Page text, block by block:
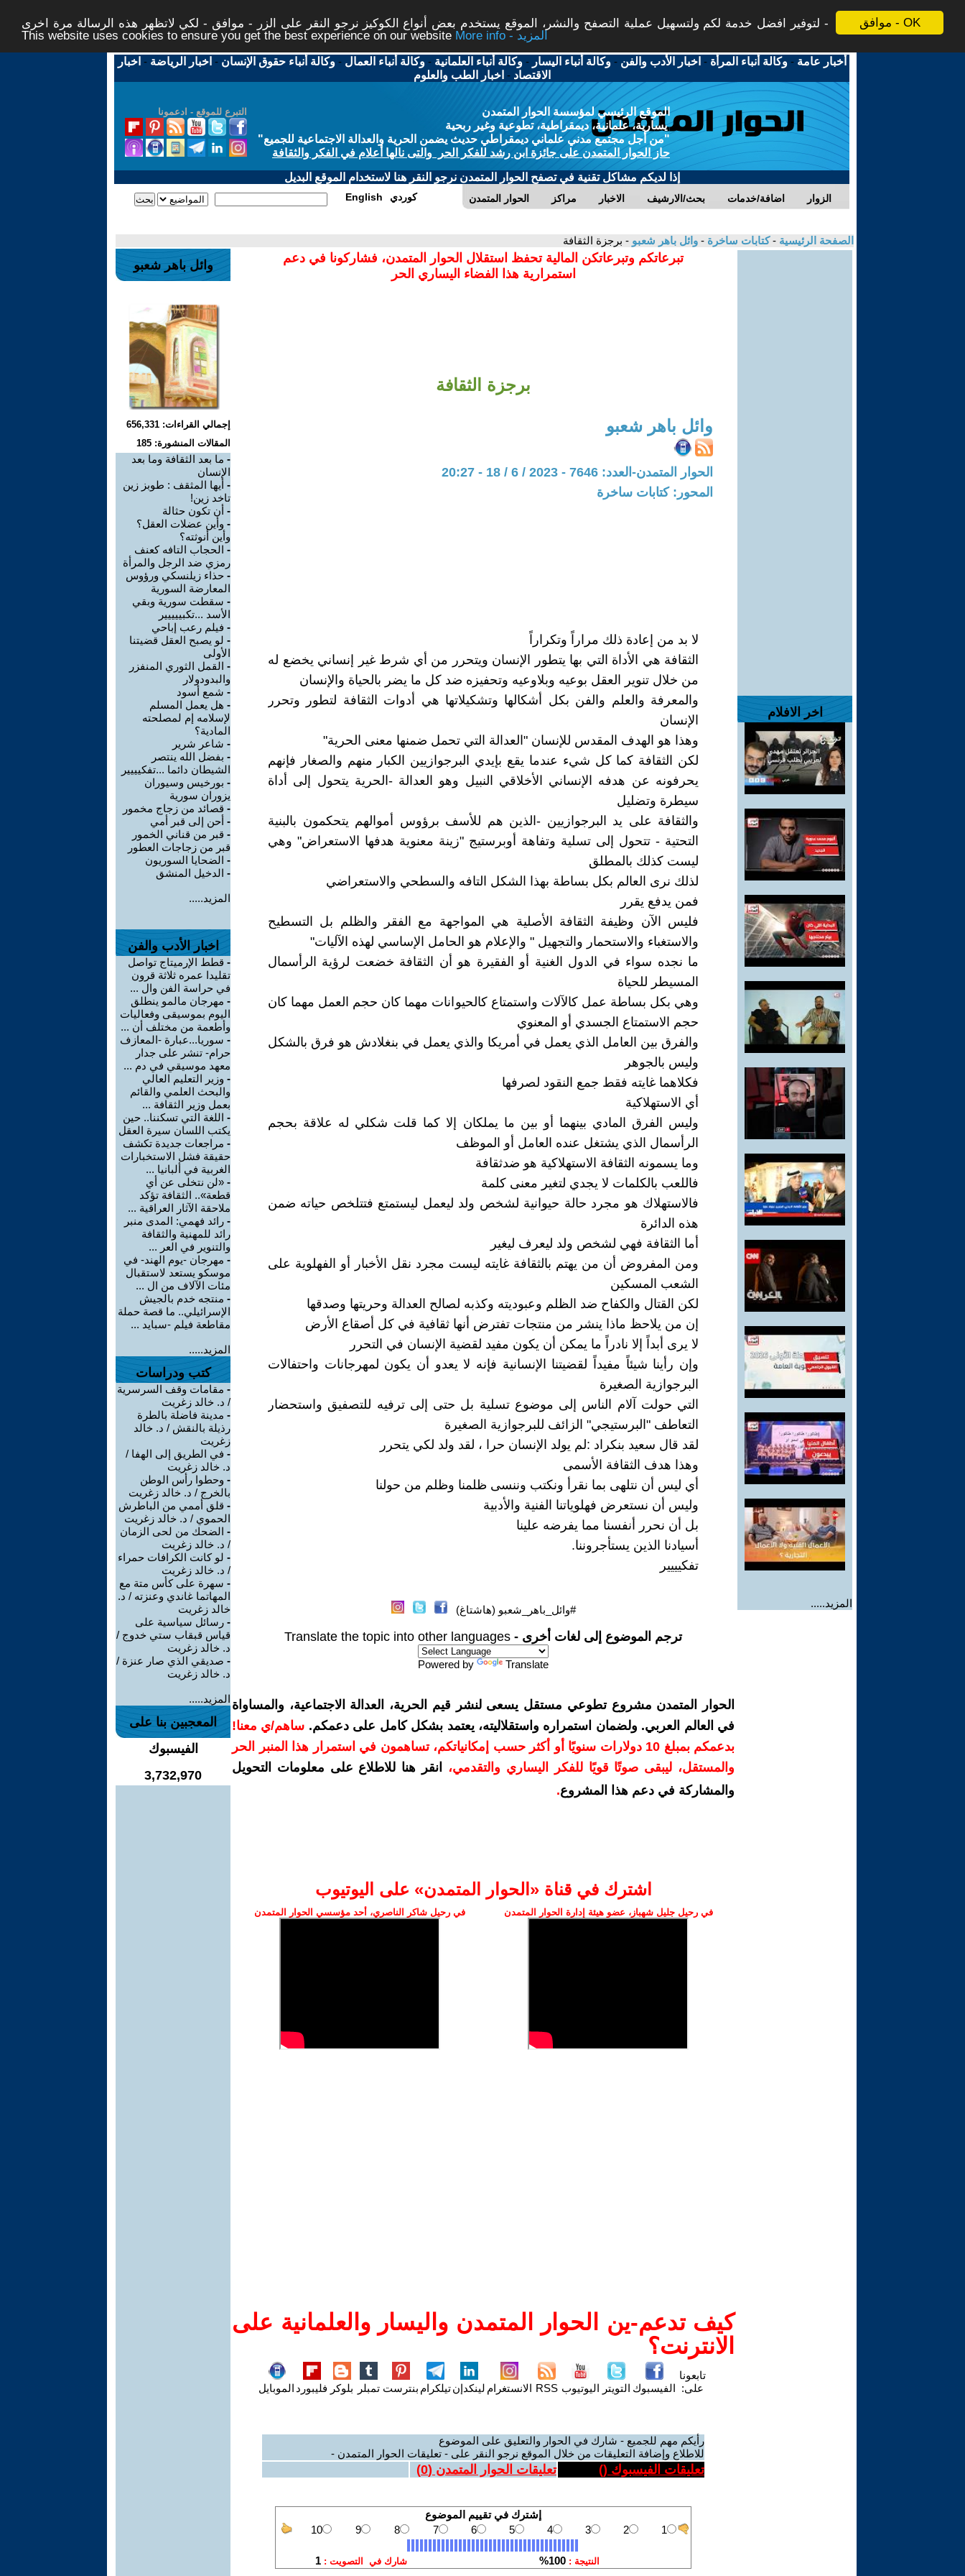
موافق - OK
لتوفير افضل خدمة لكم ولتسهيل عملية التصفح والنشر، الموقع يستخدم بعض أنواع الكوكيز نرجو النقر على الزر - موافق - لكي لاتظهر هذه الرسالة مرة اخرى -
This website uses cookies to ensure you get the best experience on our website
More info - المزيد
أخبار عامة -وكالة أنباء المرأة - اخبار الأدب والفن -وكالة أنباء اليسار -وكالة أنباء العلمانية -وكالة أنباء العمال -وكالة أنباء حقوق الإنسان - اخبار الرياضة - اخبار
الاقتصاد - اخبار الطب والعلوم
التبرع للموقع - ادعمونا
الموقع الرئيسي لمؤسسة الحوار المتمدن
يسارية، علمانية، ديمقراطية، تطوعية وغير ربحية
"من أجل مجتمع مدني علماني ديمقراطي حديث يضمن الحرية والعدالة الاجتماعية للجميع"
حاز الحوار المتمدن على جائزة ابن رشد للفكر الحر والتى نالها أعلام في الفكر والثقافة
إذا لديكم مشاكل تقنية في تصفح الحوار المتمدن نرجو النقر هنا لاستخدام الموقع البديل
الحوار المتمدن مراكز الاخبار بحث/الارشيف اضافة/خدمات الزوار English كوردي
الصفحة الرئيسية -كتابات ساخرة - وائل باهر شعبو - برجزة الثقافة
اخر الافلام
المزيد.....
تبرعاتكم وتبرعاتكن المالية تحفظ استقلال الحوار المتمدن، فشاركونا في دعم
استمرارية هذا الفضاء اليساري الحر
برجزة الثقافة
وائل باهر شعبو
الحوار المتمدن-العدد: 7646 - 2023 / 6 / 18 - 20:27
المحور: كتابات ساخرة
لا بد من إعادة ذلك مراراً وتكراراً
الثقافة هي الأداة التي بها يتطور الإنسان ويتحرر من أي شرط غير إنساني يخضع له
من خلال تنوير العقل بوعيه وبلاوعيه وتحفيزه ضد كل ما يضر بالحياة والإنسان
والمعرفة والعلم والفن بكل أشكالها وتشكيلاتها هي أدوات الثقافة لتطور وتحرر
الإنسان
وهذا هو الهدف المقدس للإنسان "العدالة التي تحمل ضمنها معنى الحرية"
لكن الثقافة كما كل شيء عندما يقع بإيدي البرجوازيين الكبار منهم والصغار فإنهم
يحرفونه عن هدفه الإنساني الأخلاقي النبيل وهو العدالة -الحرية يتحول إلى أداة
سيطرة وتضليل
والثقافة على يد البرجوازيين -الذين هم للأسف برؤوس أموالهم يتحكمون بالبنية
التحتية - تتحول إلى تسلية وتفاهة أوبرستيج "زينة معنوية هدفها الاستعراض" وهي
ليست كذلك بالمطلق
لذلك نرى العالم بكل بساطة بهذا الشكل التافه والسطحي والاستعراضي
فمن يدفع يقرر
فليس الآن وظيفة الثقافة الأصلية هي المواجهة مع الفقر والظلم بل التسطيح
والاستغباء والاستحمار والتجهيل " والإعلام هو الحامل الإساسي لهذه الآليات"
ما نجده سواء في الدول الغنية أو الفقيرة هو أن الثقافة خضعت لرؤية الرأسمال
المسيطر للحياة
وهي بكل بساطة عمل كالآلات واستمتاع كالحيوانات مهما كان حجم العمل مهما كان
حجم الاستمتاع الجسدي أو المعنوي
والفرق بين العامل الذي يعمل في أمريكا والذي يعمل في بنغلادش هو فرق بالشكل
وليس بالجوهر
فكلاهما غايته فقط جمع النقود لصرفها
أي الاستهلاكية
وليس الفرق المادي بينهما أو بين ما يملكان إلا كما قلت شكلي له علاقة بحجم
الرأسمال الذي يشتغل عنده العامل أو الموظف
وما يسمونه الثقافة الاستهلاكية هو ضدثقافة
فاللعب بالكلمات لا يجدي لتغير معنى كلمة
فالاستهلاك هو مجرد حالة حيوانية لشخص ولد ليعمل ليستمتع فتتلخص حياته ضمن
هذه الدائرة
أما الثقافة فهي لشخص ولد ليعرف ليغير
ومن المفروض أن من يهتم بالثقافة غايته ليست مجرد نقل الأخبار أو الفهلوية على
الشعب المسكين
لكن القتال والكفاح ضد الظلم وعبوديته وكذبه لصالح العدالة وحريتها وصدقها
إن من يلاحظ ماذا ينشر من منتجات تفترض أنها ثقافية في كل أصقاع الأرض
لا يرى أبداً إلا نادراً ما يمكن أن يكون مفيد لقضية الإنسان في التحرر
وإن رأينا شيئاً مفيداً لقضيتنا الإنسانية فإنه لا يعدو أن يكون لمهرجانات واحتفالات
البرجوازية الصغيرة
التي حولت آلام الناس إلى موضوع تسلية بل حتى إلى ترفيه للتصفيق واستحضار
التعاطف "البرستيجي" الزائف للبرجوازية الصغيرة
لقد قال سعيد بنكراد :لم يولد الإنسان حرا ، لقد ولد لكي يتحرر
وهذا هدف الثقافة الأسمى
أي ليس أن نتلهى بما نقرأ ونكتب وننسى ظلمنا وظلم من حولنا
وليس أن نستعرض فهلوياتنا الفنية والأدبية
بل أن نحرر أنفسنا مما يفرضه علينا
أسيادنا الذين يستأجروننا.
تفكيييير
#وائل_باهر_شعبو (هاشتاغ)
ترجم الموضوع إلى لغات أخرى - Translate the topic into other languages
Powered by Translate
الحوار المتمدن مشروع تطوعي مستقل يسعى لنشر قيم الحرية، العدالة الاجتماعية، والمساواة
في العالم العربي. ولضمان استمراره واستقلاليته، يعتمد بشكل كامل على دعمكم. ساهم/ي معنا!
بدعمكم بمبلغ 10 دولارات سنويًا أو أكثر حسب إمكانياتكم، تساهمون في استمرار هذا المنبر الحر
والمستقل، ليبقى صوتًا قويًا للفكر اليساري والتقدمي،
انقر هنا للاطلاع على معلومات التحويل
والمشاركة في دعم هذا المشروع.
اشترك في قناة ‫«الحوار المتمدن» على اليوتيوب
في رحيل جليل شهباز، عضو هيئة إدارة الحوار المتمدن في رحيل شاكر الناصري، أحد مؤسسي الحوار المتمدن
كيف تدعم-ين الحوار المتمدن واليسار والعلمانية على
الانترنت؟
تابعونا
على: الفيسبوك التويتر اليوتيوب RSS الانستغرام لينكدإنتيلكرام بنترست تمبلر بلوكر فليبورد الموبايل
رأيكم مهم للجميع - شارك في الحوار والتعليق على الموضوع
للاطلاع وإضافة التعليقات من خلال الموقع نرجو النقر على - تعليقات الحوار المتمدن -
تعليقات الفيسبوك () تعليقات الحوار المتمدن (0
)
وائل باهر شعبو
إجمالي القراءات: 656,331
المقالات المنشورة: 185
- ما بعد الثقافة وما بعد
الإنسان
- أيها المثقف : طوبز زين
تاخد زين!
- أن تكون حثالة
- وأين عضلات العقل؟
وأين أنوثته؟
- الحجاب التافه كعنف
رمزي ضد الرجل والمرأة
- حذاء زيلنسكي ورؤوس
المعارضة السورية
- سقطت سورية وبقي
الأسد ...تكبييييير
- فيلم رعب إباحي
- لو يصبح العقل قضيتنا
الأولى
- القمل الثوري المنفزر
والبدودولار
- شمع أسود
- هل يعمل المسلم
لإسلامه إم لمصلحته
المادية؟
- شاعر شرير
- بفضل الله ينتصر
الشيطان دائما ...تفكيييير
- بورخيس وسيوران
يزوران سورية
- قصائد من زجاج مخمور
- أحن إلى قبر أمي
- قبر من قناني الخمور
قبر من زجاجات العطور
- الضحايا السوريون
- الدخيل المنشق
المزيد.....
اخبار الأدب والفن
- قطط الإرميتاج تواصل
تقليدا عمره ثلاثة قرون
في حراسة الفن وال ...
- مهرجان مالمو ينطلق
اليوم بموسيقى وفعاليات
وأطعمة من مختلف أن ...
- سوريا...عبارة -المعازف
حرام- تنشر على جدار
معهد موسيقي في دم ...
- وزير التعليم العالي
والبحث العلمي والقائم
بعمل وزير الثقافة ...
- اللغة التي تسكننا.. حين
يكتب اللسان سيرة العقل
- مراجعات جديدة تكشف
حقيقة فشل الاستخبارات
الغربية في ألبانيا ...
- «لن نتخلى عن أي
قطعة».. الثقافة تؤكد
ملاحقة الآثار العراقية ...
- رائد فهمي: المدى منبر
رائد للمهنية والثقافة
والتنوير في العر ...
- مهرجان -يوم الهند- في
موسكو يستعد لاستقبال
مئات الآلاف من ال ...
- منتجه خدم بالجيش
الإسرائيلي.. ما قصة حملة
مقاطعة فيلم -سبايد ...
المزيد.....
كتب ودراسات
- مقامات وقف السرسرية
/ د. خالد زغريت
- مدينة فاضلة بالطرة
رذيلة بالنقش / د. خالد
زغريت
- في الطريق إلى الهفا /
د. خالد زغريت
- وحطوا رأس الوطن
بالخرج / د. خالد زغريت
- قلق أممي من الباطرش
الحموي / د. خالد زغريت
- الضحك من لحى الزمان
/ د. خالد زغريت
- لو كانت الكرافات حمراء
/ د. خالد زغريت
- سهرة على كأس متة مع
المهاتما غاندي وعنزته / د.
خالد زغريت
- رسائل سياسية على
قياس قبقاب ستي خدوج /
د. خالد زغريت
- صديقي الذي صار عنزة /
د. خالد زغريت
المزيد.....
المعجبين بنا على
الفيسبوك
3,732,970